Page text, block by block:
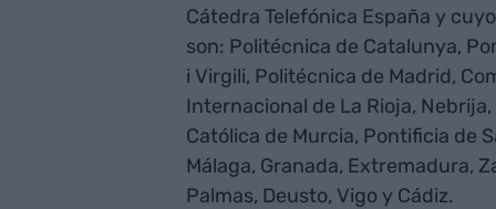
Cátedra Telefónica España y
son: Politécnica de Catalunya,
i Virgili, Politécnica de Madrid,
Internacional de La Rioja,
Católica de Murcia, Pontificia de
Málaga, Granada, Extremadura,
Palmas, Deusto, Vigo y Cádiz.